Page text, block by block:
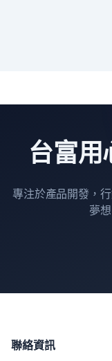
台富
專注於產品開發，
夢
聯絡資訊